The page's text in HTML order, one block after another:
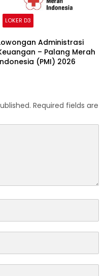
LOKER D3
Administrasi
– Palang Merah
(PMI) 2026
Required fields are